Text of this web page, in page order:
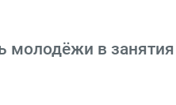
молодёжи в занятия